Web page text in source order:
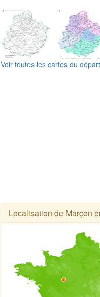
Voir toutes les cartes du
Localisation de Marçon